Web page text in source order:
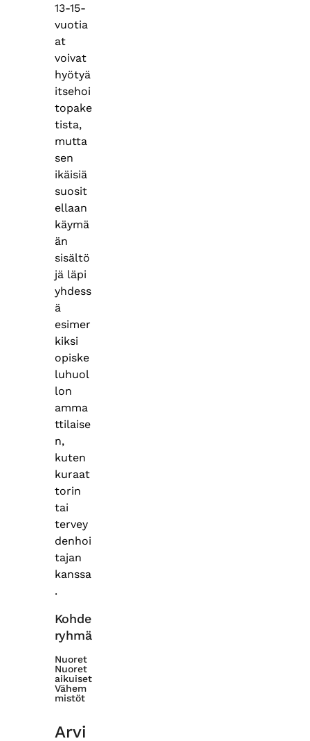
13-15-
vuotia
at
voivat
hyötyä
itsehoi
topake
tista,
mutta
sen
ikäisiä
suosit
ellaan
käymä
än
sisältö
jä läpi
yhdess
ä
esimer
kiksi
opiske
luhuol
lon
amma
ttilaise
n,
kuten
kuraat
torin
tai
tervey
denhoi
tajan
kanssa
.
Kohde
ryhmä
Nuoret
Nuoret
aikuiset
Vähem
mistöt
Arvi